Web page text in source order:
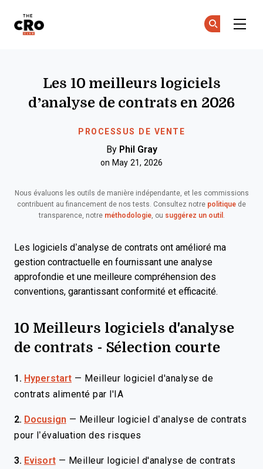
PROCESSUS DE VENTE
Les 10 meilleurs logiciels
d’analyse de contrats en 2026
By Phil Gray
on May 21, 2026
Nous évaluons les outils de manière indépendante, et les commissions
contribuent au financement de nos tests. Consultez notre politique de
transparence, notre méthodologie, ou suggérez un outil .
Les logiciels d’analyse de contrats ont amélioré ma
gestion contractuelle en fournissant une analyse
approfondie et une meilleure compréhension des
conventions, garantissant conformité et efficacité.
10 Meilleurs logiciels d'analyse
de contrats - Sélection courte
1. Hyperstart — Meilleur logiciel d'analyse de
contrats alimenté par l'IA
2. Docusign — Meilleur logiciel d’analyse de contrats
pour l’évaluation des risques
3. Evisort — Meilleur logiciel d'analyse de contrats